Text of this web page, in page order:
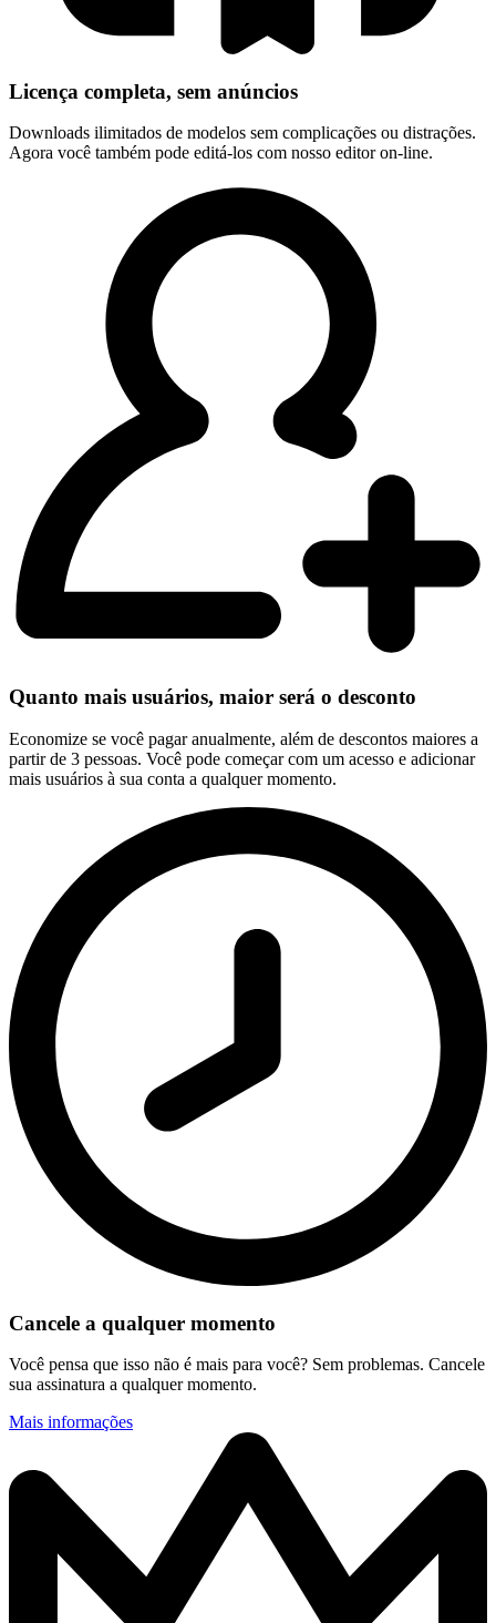
Licença completa, sem anúncios
Downloads ilimitados de modelos sem complicações ou distrações.
Agora você também pode editá-los com nosso editor on-line.
Quanto mais usuários, maior será o desconto
Economize se você pagar anualmente, além de descontos maiores a
partir de 3 pessoas. Você pode começar com um acesso e adicionar
mais usuários à sua conta a qualquer momento.
Cancele a qualquer momento
Você pensa que isso não é mais para você? Sem problemas. Cancele
sua assinatura a qualquer momento.
Mais informações